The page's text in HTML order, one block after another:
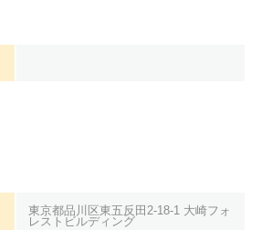
東京都品川区東五反田2-18-1 大崎フォ
レストビルディング